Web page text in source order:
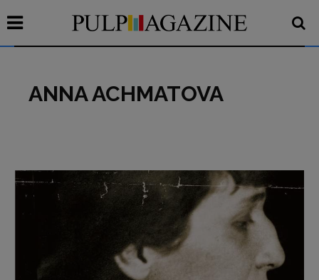
Primo Piano
Interviste
ANNA ACHMATOVA